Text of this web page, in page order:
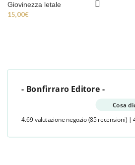
Giovinezza letale
15,00€
- Bonfirraro Editore -
Cosa
4.69 valutazione negozio (85 recensioni) |